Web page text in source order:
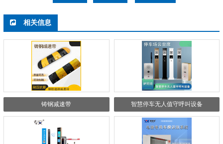
相关信息
铸钢减速带 智慧停车无人值守呼叫设备